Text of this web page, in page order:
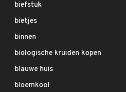
biefstuk
bietjes
binnen
biologische kruiden kopen
blauwe huis
bloemkool